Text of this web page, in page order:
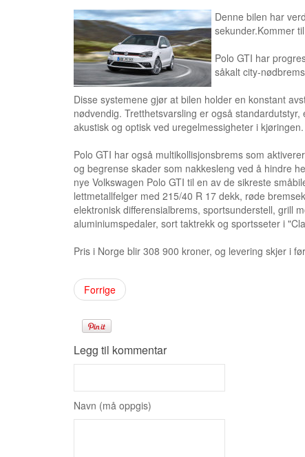
Denne bilen har
sekunder.Kommer
Polo GTI har
såkalt city-
Disse systemene gjør at bilen holder en konstant
nødvendig. Tretthetsvarsling er også
akustisk og optisk ved uregelmessigheter i kjøringen.
Polo GTI har også multikollisjonsbrems som
og begrense skader som nakkesleng ved å hindre
nye Volkswagen Polo GTI til en av de sikreste
lettmetallfelger med 215/40 R 17 dekk, røde
elektronisk differensialbrems, sportsunderstell, grill
aluminiumspedaler, sort taktrekk og sportsseter i
Pris i Norge blir 308 900 kroner, og levering skjer i
Forrige
Legg til kommentar
Navn (må oppgis)